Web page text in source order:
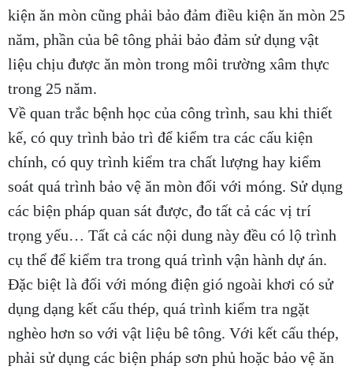
kiện ăn mòn cũng phải bảo đảm điều kiện ăn mòn 25
năm, phần của bê tông phải bảo đảm sử dụng vật
liệu chịu được ăn mòn trong môi trường xâm thực
trong 25 năm.
Về quan trắc bệnh học của công trình, sau khi thiết
kế, có quy trình bảo trì để kiểm tra các cấu kiện
chính, có quy trình kiểm tra chất lượng hay kiểm
soát quá trình bảo vệ ăn mòn đối với móng. Sử dụng
các biện pháp quan sát được, đo tất cả các vị trí
trọng yếu… Tất cả các nội dung này đều có lộ trình
cụ thể để kiểm tra trong quá trình vận hành dự án.
Đặc biệt là đối với móng điện gió ngoài khơi có sử
dụng dạng kết cấu thép, quá trình kiểm tra ngặt
nghèo hơn so với vật liệu bê tông. Với kết cấu thép,
phải sử dụng các biện pháp sơn phủ hoặc bảo vệ ăn